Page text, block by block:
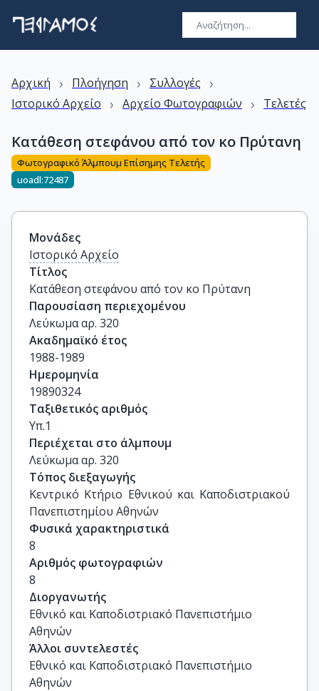
Αρχική › Πλοήγηση › Συλλογές ›
Ιστορικό Αρχείο › Αρχείο Φωτογραφιών › Τελετές
Κατάθεση στεφάνου από τον κο Πρύτανη
Φωτογραφικό Άλμπουμ Επίσημης Τελετής
uoadl:72487
Μονάδες
Ιστορικό Αρχείο
Τίτλος
Κατάθεση στεφάνου από τον κο Πρύτανη
Παρουσίαση περιεχομένου
Λεύκωμα αρ. 320
Ακαδημαϊκό έτος
1988-1989
Ημερομηνία
19890324
Ταξιθετικός αριθμός
Υπ.1
Περιέχεται στο άλμπουμ
Λεύκωμα αρ. 320
Τόπος διεξαγωγής
Κεντρικό Κτήριο Εθνικού και Καποδιστριακού
Πανεπιστημίου Αθηνών
Φυσικά χαρακτηριστικά
8
Αριθμός φωτογραφιών
8
Διοργανωτής
Εθνικό και Καποδιστριακό Πανεπιστήμιο
Αθηνών
Άλλοι συντελεστές
Εθνικό και Καποδιστριακό Πανεπιστήμιο
Αθηνών